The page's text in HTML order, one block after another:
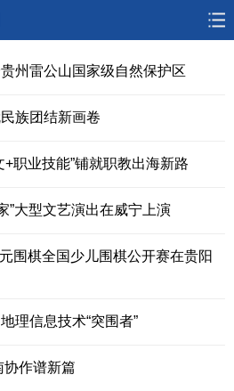
政务 人事
大数据
访谈 专题
州雷公山国家级自然保护区
族团结新画卷
职业技能”铺就职教出海新路
”大型文艺演出在威宁上演
围棋全国少儿围棋公开赛在贵阳
理信息技术“突围者”
协作谱新篇